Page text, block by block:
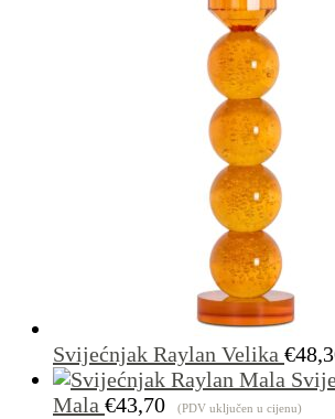
Svijećnjak Raylan Velika €
Mala €43,70 (PDV uključen u cijenu)